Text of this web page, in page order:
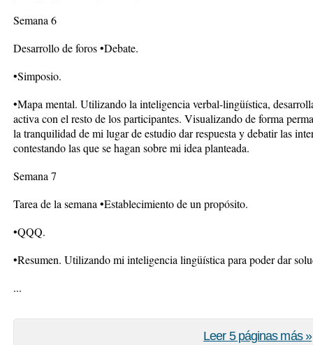
Semana 6
Desarrollo de foros •Debate.
•Simposio.
•Mapa mental. Utilizando la inteligencia verbal-lingüística,
activa con el resto de los participantes. Visualizando de forma
la tranquilidad de mi lugar de estudio dar respuesta y debatir las
contestando las que se hagan sobre mi idea planteada.
Semana 7
Tarea de la semana •Establecimiento de un propósito.
•QQQ.
•Resumen. Utilizando mi inteligencia lingüística para poder dar
...
Leer 5 páginas más »